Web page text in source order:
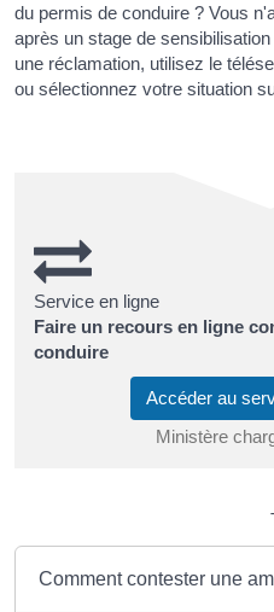
du permis de conduire ? Vous
après un stage de
une réclamation, utilisez le
ou sélectionnez votre situation
Service en ligne
Faire un recours en ligne
conduire
Accéder au
Ministère
Comment contester une